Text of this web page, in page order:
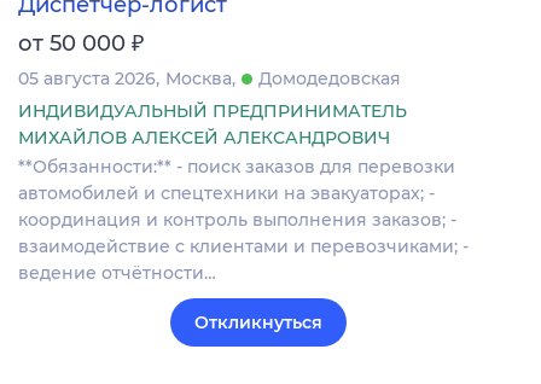
от 50 000 ₽
05 августа 2026 Москва
Домодедовская
ИНДИВИДУАЛЬНЫЙ ПРЕДПРИНИМАТЕЛЬ
МИХАЙЛОВ АЛЕКСЕЙ АЛЕКСАНДРОВИЧ
**Обязанности:** - поиск заказов для перевозки
автомобилей и спецтехники на эвакуаторах; -
координация и контроль выполнения заказов; -
взаимодействие с клиентами и перевозчиками; -
ведение отчётности…
Откликнуться